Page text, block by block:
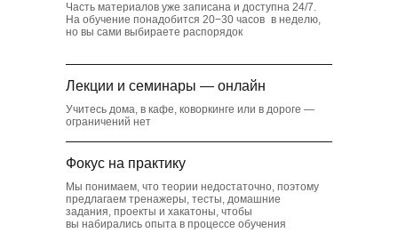
Часть материалов уже записана и доступна 24/7.
На обучение понадобится 20−30 часов в неделю,
но вы сами выбираете распорядок
Лекции и семинары — онлайн
Учитесь дома, в кафе, коворкинге или в дороге —
ограничений нет
Фокус на практику
Мы понимаем, что теории недостаточно, поэтому
предлагаем тренажеры, тесты, домашние
задания, проекты и хакатоны, чтобы
вы набирались опыта в процессе обучения
Коворкинг для